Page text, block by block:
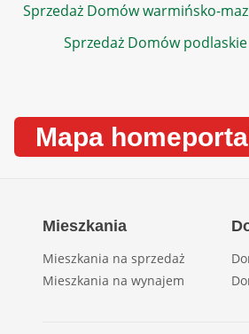
Sprzedaż Domów warmińsko-
Sprzedaż Domów podlaskie
Mapa
Mieszkania
Mieszkania na sprzedaż
Mieszkania na wynajem